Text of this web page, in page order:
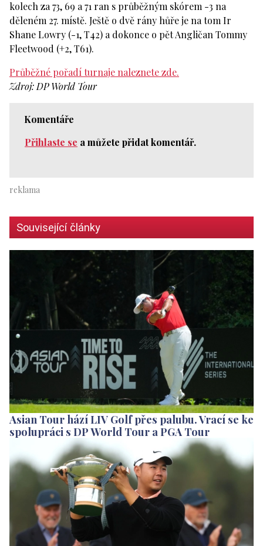
kolech za 73, 69 a 71 ran s průběžným skórem -3 na
děleném 27. místě. Ještě o dvě rány hůře je na tom Ir
Shane Lowry (-1, T42) a dokonce o pět Angličan Tommy
Fleetwood (+2, T61).
Průběžné pořadí turnaje naleznete zde.
Zdroj: DP World Tour
Komentáře
Přihlaste se a můžete přidat komentář.
Související články
Asian Tour hází LIV Golf přes palubu. Vrací se ke
spolupráci s DP World Tour a PGA Tour